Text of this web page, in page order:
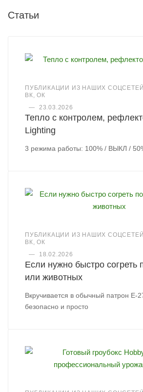
Статьи
ПУБЛИКАЦИИ ИЗ НАШИХ
ВК, ОК
—
23.03.2026
Тепло с контролем,
Lighting
3 режима работы: 100% / ВЫКЛ /
ПУБЛИКАЦИИ ИЗ НАШИХ
ВК, ОК
—
18.02.2026
Если нужно быстро
или животных
Вкручивается в обычный патрон Е-
безопасно и просто